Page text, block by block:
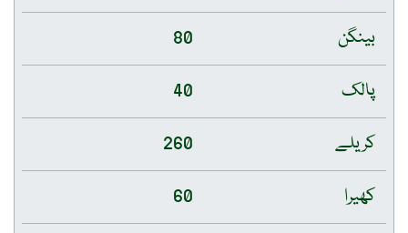
بینگن
80
پالک
40
کریلے
260
کھیرا
60